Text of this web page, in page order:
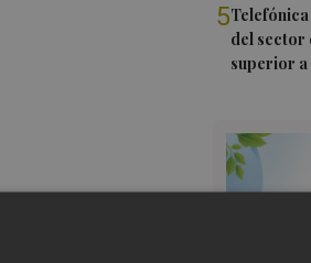
5
del sector
superior a